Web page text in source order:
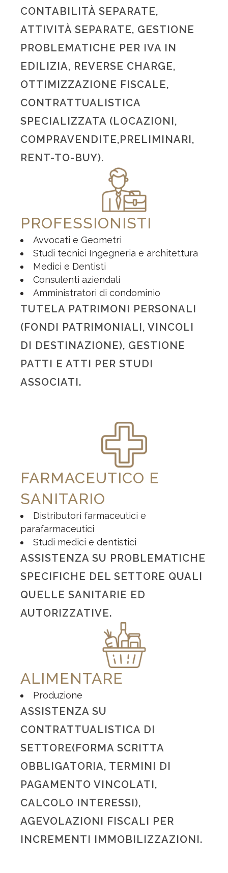
CONTABILITÀ SEPARATE,
ATTIVITÀ SEPARATE, GESTIONE
PROBLEMATICHE PER IVA IN
EDILIZIA, REVERSE CHARGE,
OTTIMIZZAZIONE FISCALE,
CONTRATTUALISTICA
SPECIALIZZATA (LOCAZIONI,
COMPRAVENDITE,PRELIMINARI,
RENT-TO-BUY).
PROFESSIONISTI
Avvocati e Geometri
Studi tecnici Ingegneria e architettura
Medici e Dentisti
Consulenti aziendali
Amministratori di condominio
TUTELA PATRIMONI PERSONALI
(FONDI PATRIMONIALI, VINCOLI
DI DESTINAZIONE), GESTIONE
PATTI E ATTI PER STUDI
ASSOCIATI.
FARMACEUTICO E
SANITARIO
Distributori farmaceutici e
parafarmaceutici
Studi medici e dentistici
ASSISTENZA SU PROBLEMATICHE
SPECIFICHE DEL SETTORE QUALI
QUELLE SANITARIE ED
AUTORIZZATIVE.
ALIMENTARE
Produzione
ASSISTENZA SU
CONTRATTUALISTICA DI
SETTORE(FORMA SCRITTA
OBBLIGATORIA, TERMINI DI
PAGAMENTO VINCOLATI,
CALCOLO INTERESSI),
AGEVOLAZIONI FISCALI PER
INCREMENTI IMMOBILIZZAZIONI.